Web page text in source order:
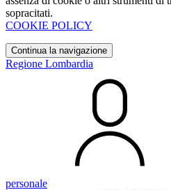
sopracitati.
COOKIE POLICY
Continua la navigazione
Regione Lombardia
personale